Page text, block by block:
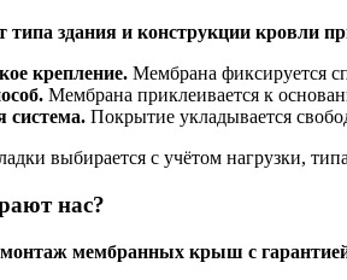
типа здания и конструкции кровли
крепление. Мембрана фиксируется
Мембрана приклеивается к
система. Покрытие укладывается
выбирается с учётом нагрузки,
нас?
мембранных крыш с